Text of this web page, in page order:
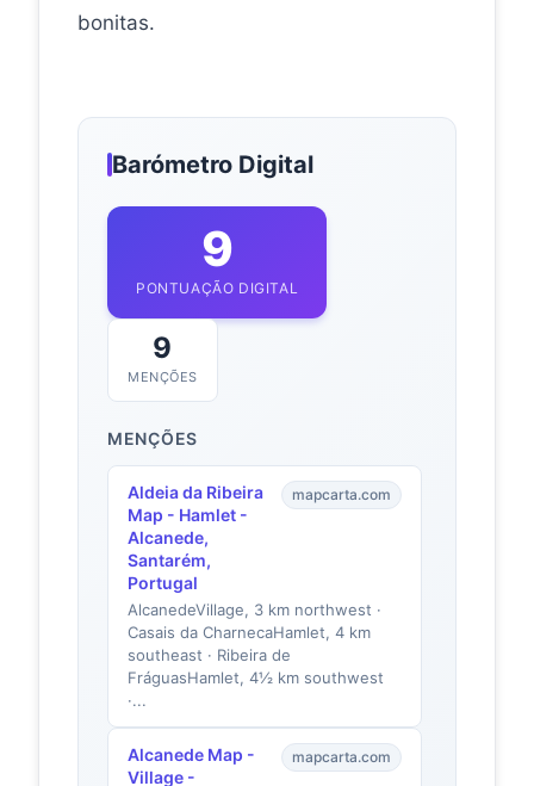
bonitas.
Barómetro Digital
9
PONTUAÇÃO DIGITAL
9
MENÇÕES
MENÇÕES
Aldeia da Ribeira
Map - Hamlet -
Alcanede,
Santarém,
Portugal
mapcarta.com
AlcanedeVillage, 3 km northwest ·
Casais da CharnecaHamlet, 4 km
southeast · Ribeira de
FráguasHamlet, 4½ km southwest
·...
Alcanede Map -
Village -
mapcarta.com